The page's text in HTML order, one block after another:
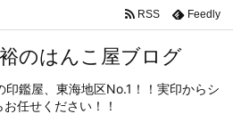
のはんこ屋ブログ
鑑屋、東海地区No.1！！実印からシ
任せください！！
RSS Feedly